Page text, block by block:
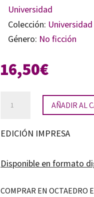
Universidad
Colección: Universidad
Género: No ficción
16,50€
Autorregulación
cantidad
AÑADIR AL
EDICIÓN IMPRESA
Disponible en formato
COMPRAR EN OCTAEDRO